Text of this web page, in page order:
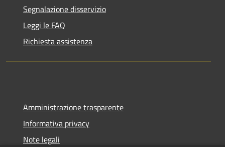
Segnalazione disservizio
Leggi le FAQ
Richiesta assistenza
Amministrazione trasparente
Informativa privacy
Note legali